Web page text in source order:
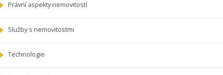
Právní aspekty nemovitostí
Služby s nemovitostmi
Technologie